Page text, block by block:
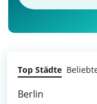
Top Städte
Berlin